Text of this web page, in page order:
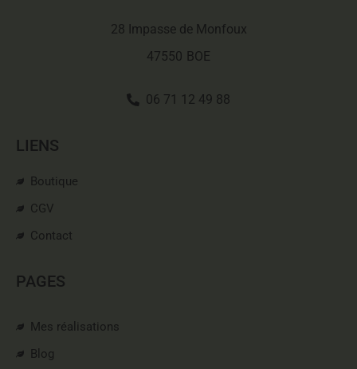
28 Impasse de Monfoux
47550 BOE
06 71 12 49 88
LIENS
Boutique
CGV
Contact
PAGES
Mes réalisations
Blog